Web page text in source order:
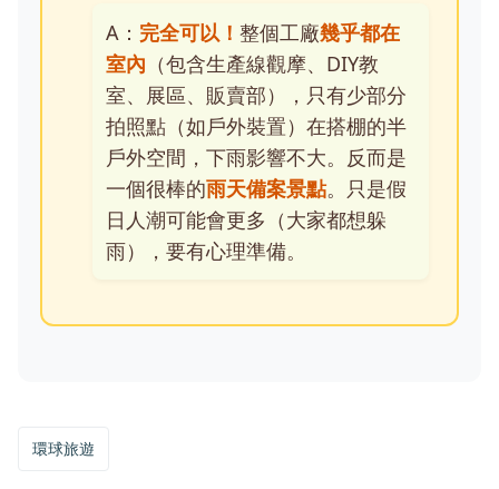
A： 完全可以！ 整個工廠幾乎都在
室內 （包含生產線觀摩、DIY教
室、展區、販賣部），只有少部分
拍照點（如戶外裝置）在搭棚的半
戶外空間，下雨影響不大。反而是
一個很棒的雨天備案景點。只是假
日人潮可能會更多（大家都想躲
雨），要有心理準備。
環球旅遊